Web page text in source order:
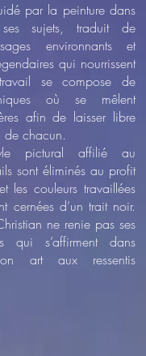
par la peinture dans
ses sujets, traduit de
environnants et
qui nourrissent
se compose de
où se mêlent
afin de laisser libre
de chacun.
pictural affilié au
sont éliminés au profit
les couleurs travaillées
cernées d’un trait noir.
ne renie pas ses
qui s’affirment dans
art aux ressentis